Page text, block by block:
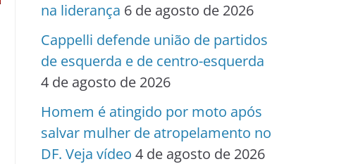
na liderança 6 de agosto de 2026
Cappelli defende união de partidos
de esquerda e de centro-esquerda
4 de agosto de 2026
Homem é atingido por moto após
salvar mulher de atropelamento no
DF. Veja vídeo 4 de agosto de 2026